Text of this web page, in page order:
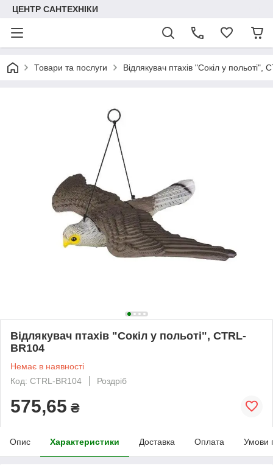
ЦЕНТР САНТЕХНІКИ
Товари та послуги Відлякувач птахів "Сокіл у польоті",
Відлякувач птахів "Сокіл у польоті", CTRL-
BR104
Немає в наявності
Код: CTRL-BR104
Роздріб
575,65 ₴
Опис Характеристики Доставка Оплата Умови